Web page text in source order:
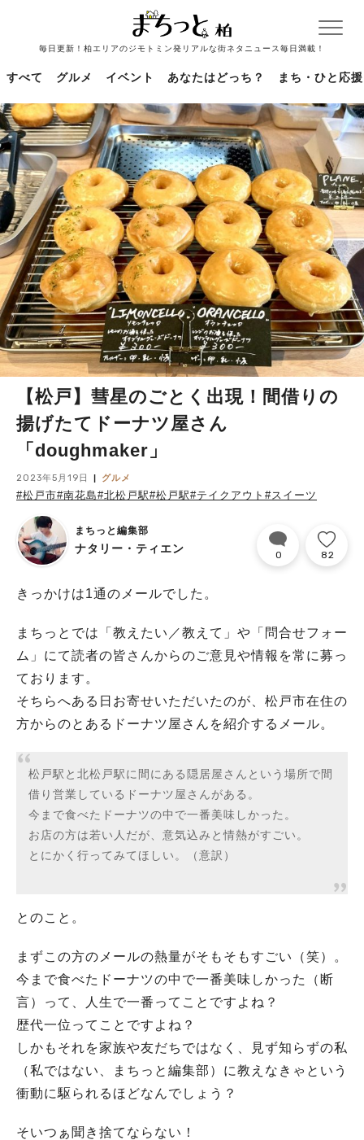
毎日更新！柏エリアのジモトミン発リアルな街ネタニュース毎日満載！
すべて グルメ イベント あなたはどっち？ まち・ひと応援
【松戸】彗星のごとく出現！間借りの
揚げたてドーナツ屋さん
「doughmaker」
2023年5月19日 グルメ
#松戸市#南花島#北松戸駅#松戸駅#テイクアウト #スイーツ
まちっと編集部
ナタリー・ティエン 0 82
きっかけは1通のメールでした。
まちっとでは「教えたい／教えて」や「問合せフォー
ム」にて読者の皆さんからのご意見や情報を常に募っ
ております。
そちらへある日お寄せいただいたのが、松戸市在住の
方からのとあるドーナツ屋さんを紹介するメール。
松戸駅と北松戸駅に間にある隠居屋さんという場所で間
借り営業しているドーナツ屋さんがある。
今まで食べたドーナツの中で一番美味しかった。
お店の方は若い人だが、意気込みと情熱がすごい。
とにかく行ってみてほしい。（意訳）
とのこと。
まずこの方のメールの熱量がそもそもすごい（笑）。
今まで食べたドーナツの中で一番美味しかった（断
言）って、人生で一番ってことですよね？
歴代一位ってことですよね？
しかもそれを家族や友だちではなく、見ず知らずの私
（私ではない、まちっと編集部）に教えなきゃという
衝動に駆られるほどなんでしょう？
そいつぁ聞き捨てならない！